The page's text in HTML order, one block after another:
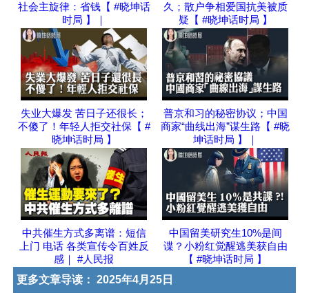
社会主旋律：省钱【 #晓坤话
时局 】｜
久；散户争相爱国抗美被质
疑【 #晓坤话时局 】
失业大爆发 苦日子还很长；
不傻了！年轻人拒交社保【 #
晓坤话时局 】
普京和习的秘密协议；中国
商家“曲线出海”谋生路【 #晓
坤话时局 】｜
中共催生方式多离谱：短信
上门 电话 各类宣传令百姓反
感｜ #人民报
中国留美研究生10%是间
谍？小粉红觉醒逃美获自由
【 #晓坤话时局 】
更多文章导读： 2025年4月25日